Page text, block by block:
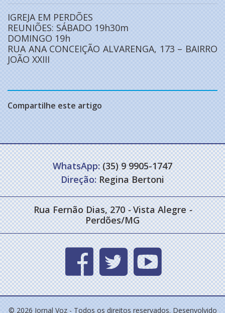
IGREJA EM PERDÕES
REUNIÕES: SÁBADO 19h30m
DOMINGO 19h
RUA ANA CONCEIÇÃO ALVARENGA, 173 – BAIRRO
JOÃO XXIII
Compartilhe este artigo
WhatsApp:(35) 9 9905-1747
Direção:Regina Bertoni
Rua Fernão Dias, 270- Vista Alegre-
Perdões/MG
© 2026 Jornal Voz - Todos os direitos reservados. Desenvolvido